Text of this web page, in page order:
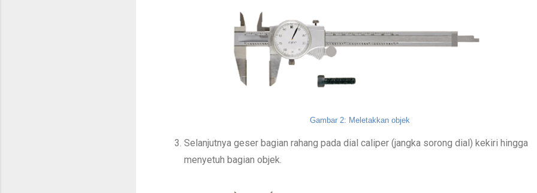
Gambar 2: Meletakkan objek
Selanjutnya geser bagian rahang pada dial caliper (jangka sorong dial) kekiri hingga
menyetuh bagian objek.